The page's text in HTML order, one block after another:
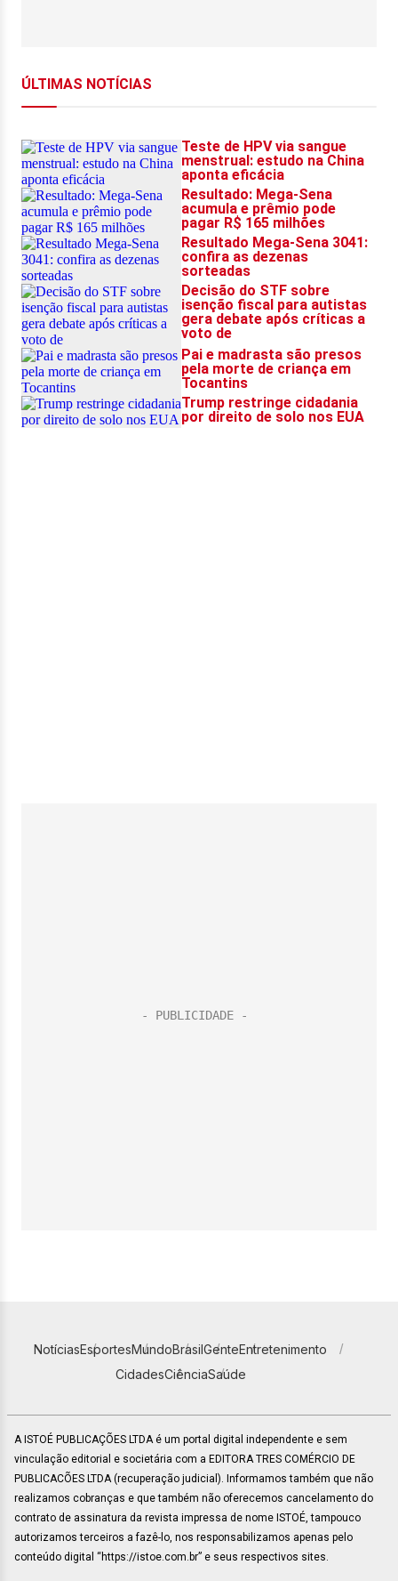
NotíciasEsportesMundoBrasilGenteEntretenimento
CidadesCiênciaSaúde
A ISTOÉ PUBLICAÇÕES LTDA é um portal digital independente e sem
vinculação editorial e societária com a EDITORA TRES COMÉRCIO DE
PUBLICACÕES LTDA (recuperação judicial). Informamos também que não
realizamos cobranças e que também não oferecemos cancelamento do
contrato de assinatura da revista impressa de nome ISTOÉ, tampouco
autorizamos terceiros a fazê-lo, nos responsabilizamos apenas pelo
conteúdo digital “https://istoe.com.br” e seus respectivos sites.